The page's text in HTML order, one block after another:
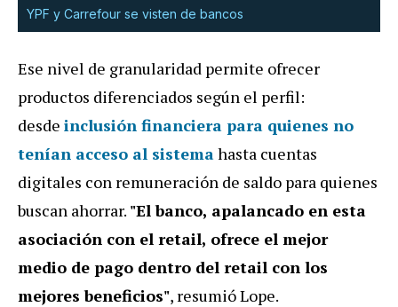
YPF y Carrefour se visten de bancos
Ese nivel de granularidad permite ofrecer
productos diferenciados según el perfil:
desde inclusión financiera para quienes no
tenían acceso al sistemahasta cuentas
digitales con remuneración de saldo para quienes
buscan ahorrar. "El banco, apalancado en esta
asociación con el retail, ofrece el mejor
medio de pago dentro del retail con los
mejores beneficios", resumió Lope.